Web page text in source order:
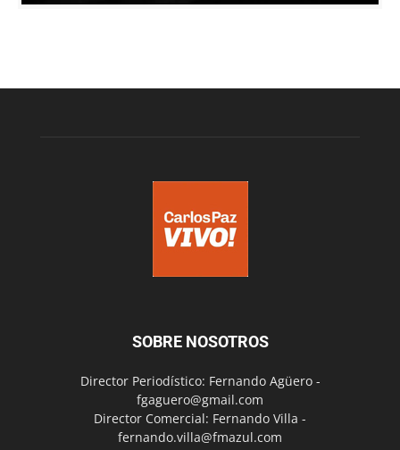
SOBRE NOSOTROS
Director Periodístico: Fernando Agüero -
fgaguero@gmail.com
Director Comercial: Fernando Villa -
fernando.villa@fmazul.com